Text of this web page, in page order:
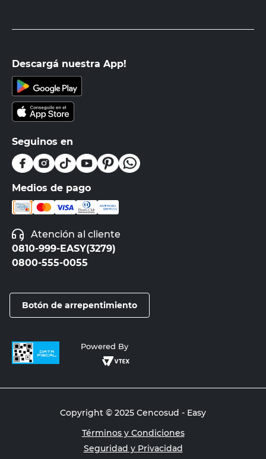
Descargá nuestra App!
Seguinos en
Medios de pago
Atención al cliente
0810-999-EASY(3279)
0800-555-0055
Botón de arrepentimiento
Powered By
Copyright © 2025 Cencosud - Easy
Términos y Condiciones
Seguridad y Privacidad